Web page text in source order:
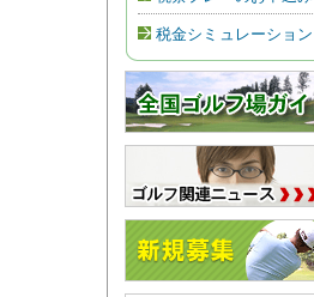
税金シミュレーション